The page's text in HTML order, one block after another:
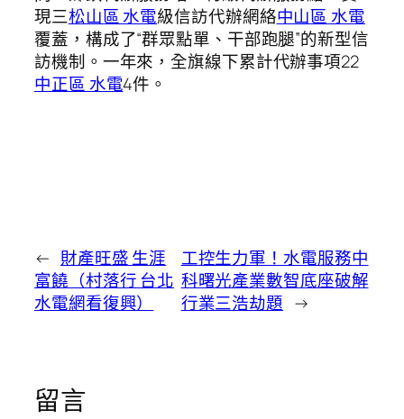
現三松山區 水電級信訪代辦網絡中山區 水電
覆蓋，構成了“群眾點單、干部跑腿”的新型信
訪機制。一年來，全旗線下累計代辦事項22
中正區 水電4件。
← 財產旺盛 生涯
富饒（村落行 台北
水電網看復興）
工控生力軍！水電服務中
科曙光產業數智底座破解
行業三浩劫題 →
留言